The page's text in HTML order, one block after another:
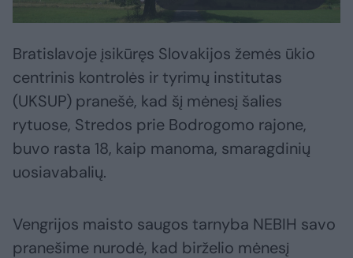
Bratislavoje įsikūręs Slovakijos žemės ūkio
centrinis kontrolės ir tyrimų institutas
(UKSUP) pranešė, kad šį mėnesį šalies
rytuose, Stredos prie Bodrogomo rajone,
buvo rasta 18, kaip manoma, smaragdinių
uosiavabalių.
Vengrijos maisto saugos tarnyba NEBIH savo
pranešime nurodė, kad birželio mėnesį